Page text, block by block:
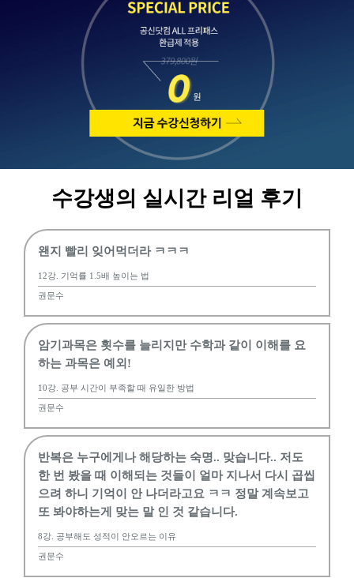
수강생의 실시간 리얼 후기
왠지 빨리 잊어먹더라 ㅋㅋㅋ
12강. 기억률 1.5배 높이는 법
권문수
암기과목은 횟수를 늘리지만 수학과 같이 이해를 요
하는 과목은 예외!
10강. 공부 시간이 부족할 때 유일한 방법
권문수
반복은 누구에게나 해당하는 숙명.. 맞습니다.. 저도
한 번 봤을 때 이해되는 것들이 얼마 지나서 다시 곱씹
으려 하니 기억이 안 나더라고요 ㅋㅋ 정말 계속보고
또 봐야하는게 맞는 말 인 것 같습니다.
8강. 공부해도 성적이 안오르는 이유
권문수